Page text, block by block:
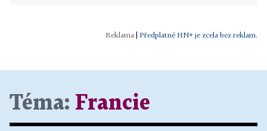
Předplatné HN+ je zcela bez reklam.
Téma: Francie